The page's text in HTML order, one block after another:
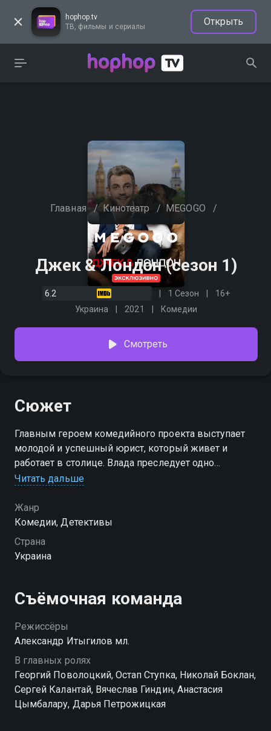
hophop.tv
ТВ, фильмы и сериалы
Открыть
Главная / Кинотеатр / MEGOGO /
Джек & Лондон (сезон 1)
6.2 1 Сезон
16+
Украина
2021 Комедии
Смотреть
Сюжет
Главным героем комедийного проекта выступает
молодой и успешный юрист, который живет и
работает в столице. Влада преследует одно
наваждение, от которого он всё время пытается
с псом своего брата. Герою предстоит разгадать, кто
подставил Леонида.
Посмотреть онлайн 1 сезон сериала Джек & Лондон
вы можете совершенно бесплатно в хорошем HD
Читать дальше
Жанр
Комедии, Детективы
Страна
Украина
Съёмочная команда
Режиссёры
Александр Итыгилов мл.
В главных ролях
Георгий Поволоцкий, Остап Ступка, Николай Боклан,
Сергей Калантай, Вячеслав Гиндин, Анастасия
Цымбалару, Дарья Петрожицкая